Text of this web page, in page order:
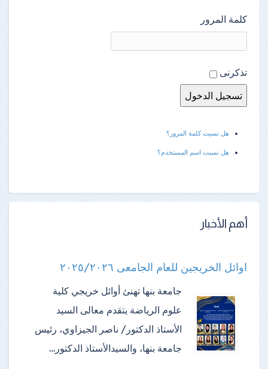
كلمة المرور
تذكرنى
هل نسيت كلمة المرور؟
هل نسيت اسم المستخدم؟
أهم الأخبار
اوائل الخريجين للعام الجامعى ٢٠٢٥/٢٠٢٦
جامعة بنها تهنئ أوائل خريجي كلية
علوم الرياضة ​يتقدم معالى السيد
الأستاذ الدكتور/ ناصر الجيزاوي، رئيس
جامعة بنها، والسيدالأستاذ الدكتور…